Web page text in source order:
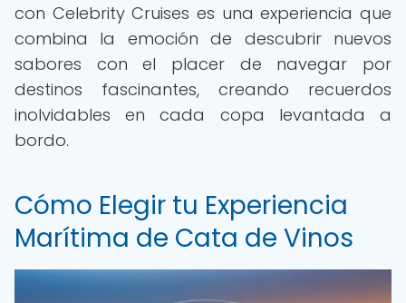
con Celebrity Cruises es una experiencia que
combina la emoción de descubrir nuevos
sabores con el placer de navegar por
destinos fascinantes, creando recuerdos
inolvidables en cada copa levantada a
bordo.
Cómo Elegir tu Experiencia
Marítima de Cata de Vinos